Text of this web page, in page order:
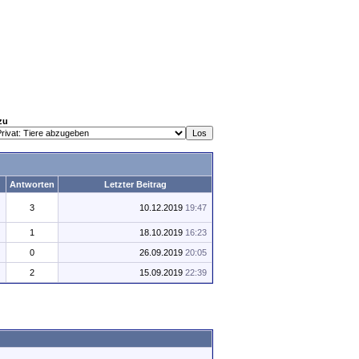
Antworten Letzter Beitrag
3 10.12.2019 19:47
1 18.10.2019 16:23
0 26.09.2019 20:05
2 15.09.2019 22:39